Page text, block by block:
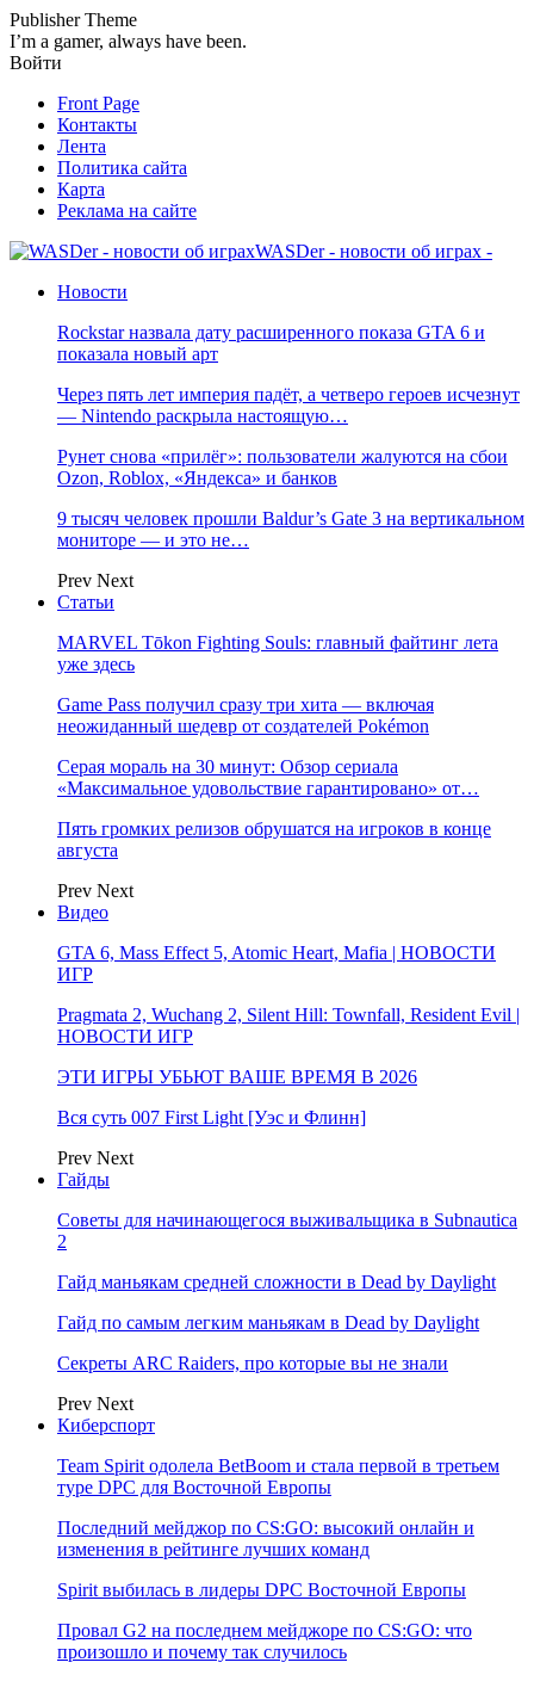
Publisher Theme
I’m a gamer, always have been.
Войти
Front Page
Контакты
Лента
Политика сайта
Карта
Реклама на сайте
WASDer - новости об играх -
Новости
Rockstar назвала дату расширенного показа GTA 6 и
показала новый арт
Через пять лет империя падёт, а четверо героев исчезнут
— Nintendo раскрыла настоящую…
Рунет снова «прилёг»: пользователи жалуются на сбои
Ozon, Roblox, «Яндекса» и банков
9 тысяч человек прошли Baldur’s Gate 3 на вертикальном
мониторе — и это не…
Prev Next
Статьи
MARVEL Tōkon Fighting Souls: главный файтинг лета
уже здесь
Game Pass получил сразу три хита — включая
неожиданный шедевр от создателей Pokémon
Серая мораль на 30 минут: Обзор сериала
«Максимальное удовольствие гарантировано» от…
Пять громких релизов обрушатся на игроков в конце
августа
Prev Next
Видео
GTA 6, Mass Effect 5, Atomic Heart, Mafia | НОВОСТИ
ИГР
Pragmata 2, Wuchang 2, Silent Hill: Townfall, Resident Evil |
НОВОСТИ ИГР
ЭТИ ИГРЫ УБЬЮТ ВАШЕ ВРЕМЯ В 2026
Вся суть 007 First Light [Уэс и Флинн]
Prev Next
Гайды
Советы для начинающегося выживальщика в Subnautica
2
Гайд маньякам средней сложности в Dead by Daylight
Гайд по самым легким маньякам в Dead by Daylight
Секреты ARC Raiders, про которые вы не знали
Prev Next
Киберспорт
Team Spirit одолела BetBoom и стала первой в третьем
туре DPC для Восточной Европы
Последний мейджор по CS:GO: высокий онлайн и
изменения в рейтинге лучших команд
Spirit выбилась в лидеры DPC Восточной Европы
Провал G2 на последнем мейджоре по CS:GO: что
произошло и почему так случилось